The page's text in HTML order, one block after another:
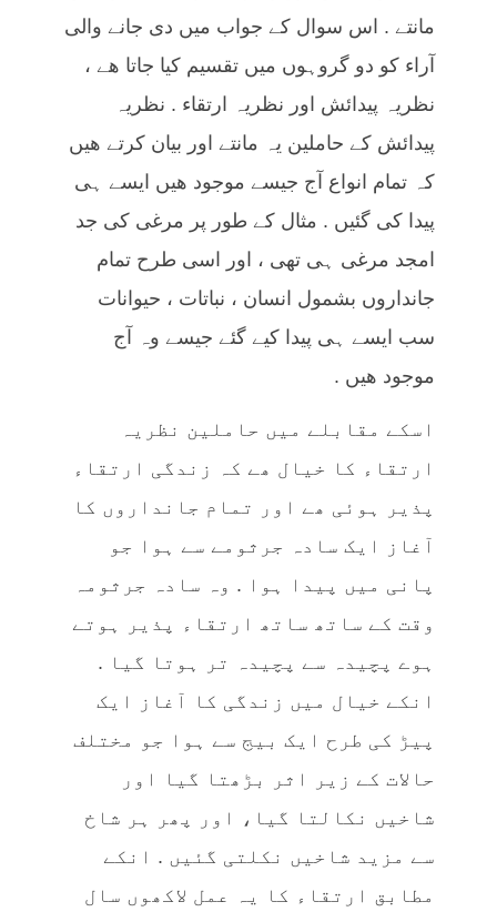
مانتے . اس سوال کے جواب میں دی جانے والی
آراء کو دو گروہوں میں تقسیم کیا جاتا ھے ،
نظریہ پیدائش اور نظریہ ارتقاء . نظریہ
پیدائش کے حاملین یہ مانتے اور بیان کرتے ھیں
کہ تمام انواع آج جیسے موجود ھیں ایسے ہی
پیدا کی گئیں . مثال کے طور پر مرغی کی جد
امجد مرغی ہی تھی ، اور اسی طرح تمام
جانداروں بشمول انسان ، نباتات ، حیوانات
سب ایسے ہی پیدا کیے گئے جیسے وہ آج
موجود ھیں .
اسکے مقابلے میں حاملین نظریہ
ارتقاء کا خیال ھے کہ زندگی ارتقاء
پذیر ہوئی ھے اور تمام جانداروں کا
آغاز ایک سادہ جرثومے سے ہوا جو
پانی میں پیدا ہوا . وہ سادہ جرثومہ
وقت کے ساتھ ساتھ ارتقاء پذیر ہوتے
ہوے پچیدہ سے پچیدہ تر ہوتا گیا .
انکے خیال میں زندگی کا آغاز ایک
پیڑ کی طرح ایک بیج سے ہوا جو مختلف
حالات کے زیر اثر بڑھتا گیا اور
شاخیں نکالتا گیا، اور پھر ہر شاخ
سے مزید شاخیں نکلتی گئیں . انکے
مطابق ارتقاء کا یہ عمل لاکھوں سال